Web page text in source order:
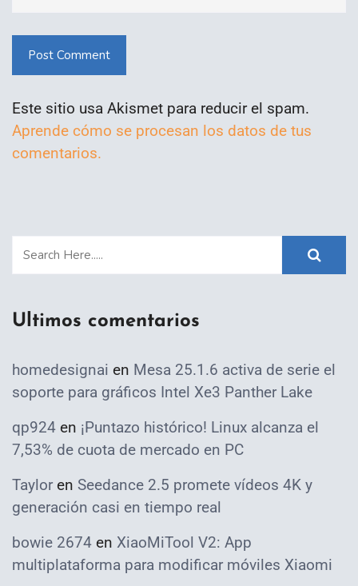
Post Comment
Este sitio usa Akismet para reducir el spam.
Aprende cómo se procesan los datos de tus
comentarios.
Ultimos comentarios
homedesignai en Mesa 25.1.6 activa de serie el
soporte para gráficos Intel Xe3 Panther Lake
qp924 en ¡Puntazo histórico! Linux alcanza el
7,53% de cuota de mercado en PC
Taylor en Seedance 2.5 promete vídeos 4K y
generación casi en tiempo real
bowie 2674 en XiaoMiTool V2: App
multiplataforma para modificar móviles Xiaomi